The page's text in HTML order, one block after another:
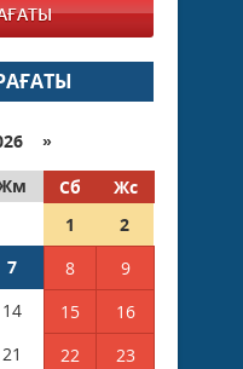
»
Сб
Жс
1
2
7 8
9
14 15
16
21 22
23